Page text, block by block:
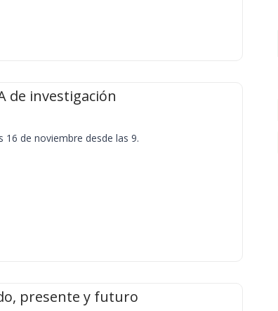
de investigación
16 de noviembre desde las 9.
presente y futuro